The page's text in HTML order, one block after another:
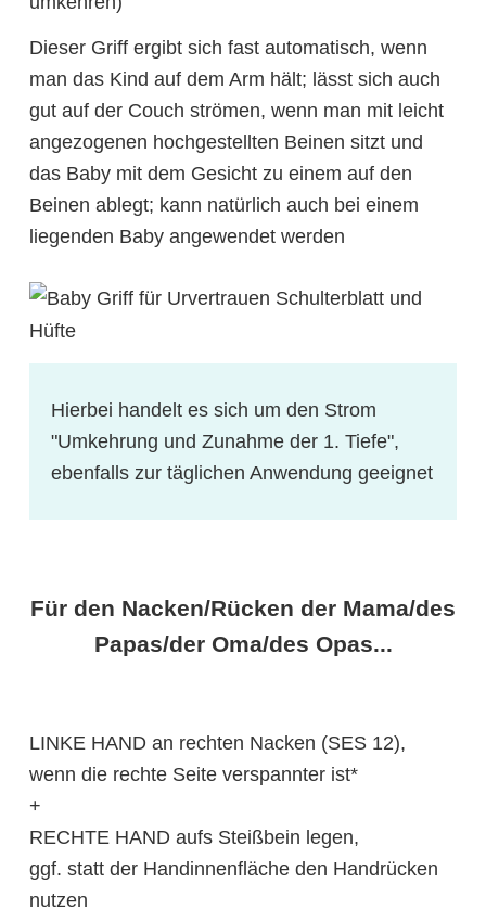
Dieser Griff ergibt sich fast automatisch, wenn
man das Kind auf dem Arm hält; lässt sich auch
gut auf der Couch strömen, wenn man mit leicht
angezogenen hochgestellten Beinen sitzt und
das Baby mit dem Gesicht zu einem auf den
Beinen ablegt; kann natürlich auch bei einem
liegenden Baby angewendet werden
Hierbei handelt es sich um den Strom
"Umkehrung und Zunahme der 1. Tiefe",
ebenfalls zur täglichen Anwendung geeignet
Für den Nacken/Rücken der Mama/des
Papas/der Oma/des Opas...
LINKE HAND an rechten Nacken (SES 12),
wenn die rechte Seite verspannter ist*
+
RECHTE HAND aufs Steißbein legen,
ggf. statt der Handinnenfläche den Handrücken
nutzen